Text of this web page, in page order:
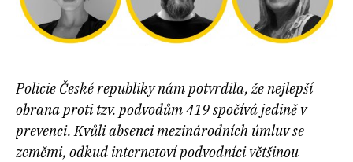
Policie České republiky nám potvrdila, že nejlepší
obrana proti tzv. podvodům 419 spočívá jedině v
prevenci. Kvůli absenci mezinárodních úmluv se
zeměmi, odkud internetoví podvodníci většinou